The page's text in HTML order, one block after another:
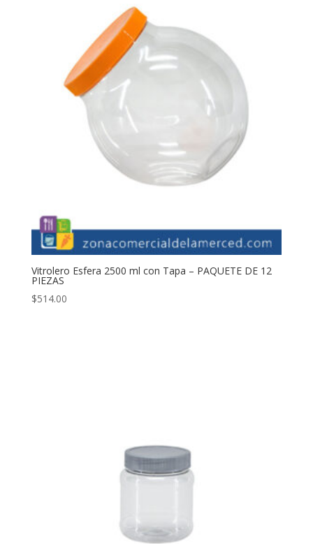
Vitrolero Esfera 2500 ml con Tapa – PAQUETE DE 12
PIEZAS
$514.00